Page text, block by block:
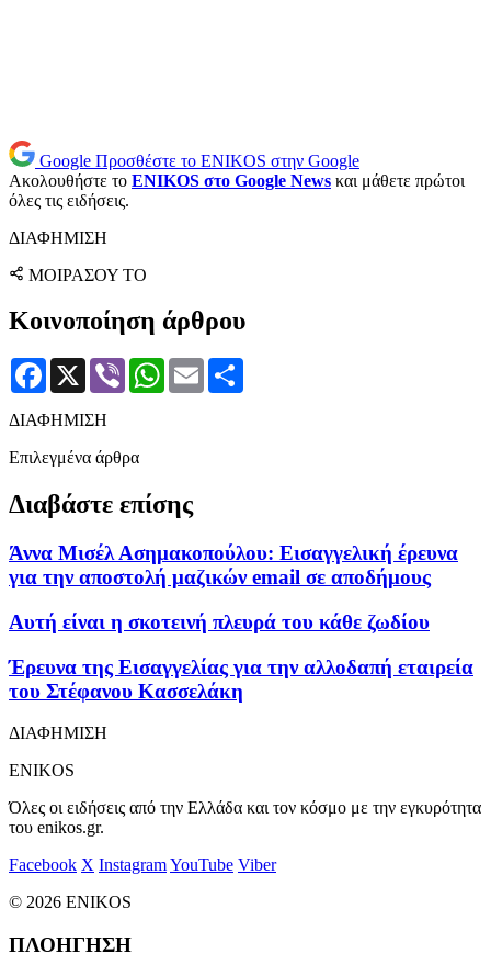
Google Προσθέστε το ENIKOS στην Google
Ακολουθήστε το ENIKOS στο Google News και μάθετε πρώτοι
όλες τις ειδήσεις.
ΔΙΑΦΗΜΙΣΗ
ΜΟΙΡΑΣΟΥ ΤΟ
Κοινοποίηση άρθρου
Facebook
X Viber WhatsApp
Email
ΔΙΑΦΗΜΙΣΗ
Επιλεγμένα άρθρα
Διαβάστε επίσης
Άννα Μισέλ Ασημακοπούλου: Εισαγγελική έρευνα
για την αποστολή μαζικών email σε αποδήμους
Αυτή είναι η σκοτεινή πλευρά του κάθε ζωδίου
Έρευνα της Εισαγγελίας για την αλλοδαπή εταιρεία
του Στέφανου Κασσελάκη
ΔΙΑΦΗΜΙΣΗ
ENIKOS
Όλες οι ειδήσεις από την Ελλάδα και τον κόσμο με την εγκυρότητα
του enikos.gr.
Facebook X InstagramYouTube Viber
© 2026 ENIKOS
ΠΛΟΗΓΗΣΗ